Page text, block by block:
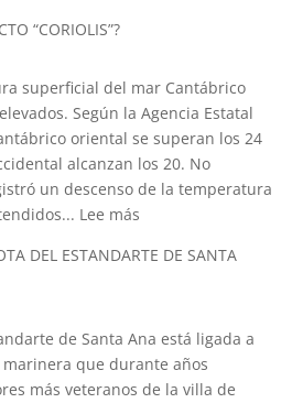
Y
PILLERÍAS
PORTUARIAS
“CORIOLIS”?
superficial del mar Cantábrico
Según la Agencia Estatal
oriental se superan los 24
alcanzan los 20. No
un descenso de la temperatura
Lee más:
QUÉ
EFECTO
“CORIOLIS”?
DEL ESTANDARTE DE SANTA
de Santa Ana está ligada a
que durante años
más veteranos de la villa de